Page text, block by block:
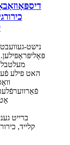
ברייט
קלייד,